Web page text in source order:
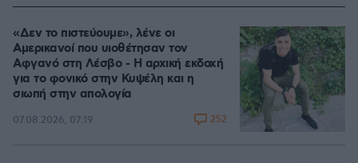
«Δεν το πιστεύουμε», λένε οι
Αμερικανοί που υιοθέτησαν τον
Αφγανό στη Λέσβο - Η αρχική εκδοχή
για το φονικό στην Κυψέλη και η
σιωπή στην απολογία
07.08.2026, 07:19 252